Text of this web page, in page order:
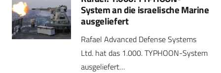
System an die israelische Marine
ausgeliefert
Rafael Advanced Defense Systems
Ltd. hat das 1.000. TYPHOON-System
ausgeliefert…